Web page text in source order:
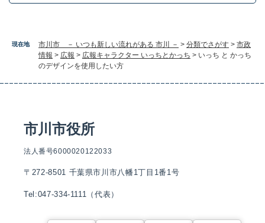
現在地 市川市 － いつも新しい流れがある 市川 － > 分類でさがす > 市政
情報 > 広報 > 広報キャラクター いっちとかっち > いっち と かっち
のデザインを使用したい方
市川市役所
法人番号6000020122033
〒272-8501 千葉県市川市八幡1丁目1番1号
Tel:047-334-1111（代表）